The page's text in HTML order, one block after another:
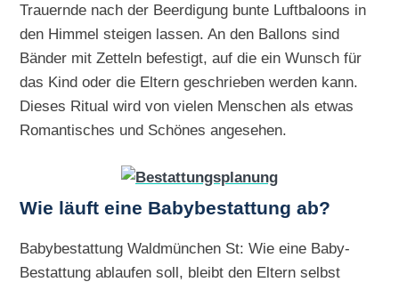
Trauernde nach der Beerdigung bunte Luftbaloons in
den Himmel steigen lassen. An den Ballons sind
Bänder mit Zetteln befestigt, auf die ein Wunsch für
das Kind oder die Eltern geschrieben werden kann.
Dieses Ritual wird von vielen Menschen als etwas
Romantisches und Schönes angesehen.
Wie läuft eine Babybestattung ab?
Babybestattung Waldmünchen St: Wie eine Baby-
Bestattung ablaufen soll, bleibt den Eltern selbst